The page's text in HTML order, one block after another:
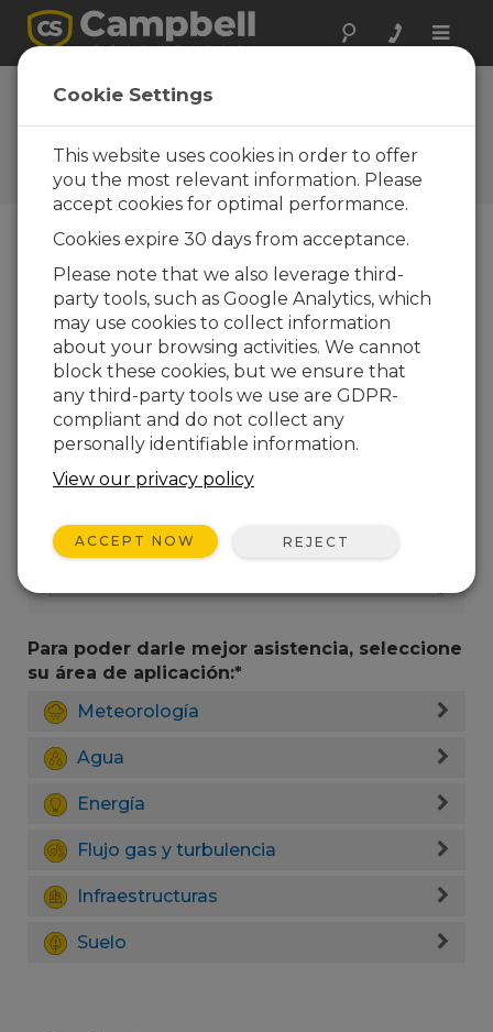
Toggle
Realizar una
consulta
Formularios de consultas
Campbell Scientific
Envíenos el siguiente formulario y contactaremos
con usted.* = campo obligatorio.
Seleccione el tipo de consulta:
Ventas
Soporte
Entre aquí su consulta:*
Para poder darle mejor asistencia, seleccione
su área de aplicación:*
Meteorología
Agua
Energía
Flujo gas y turbulencia
Infraestructuras
Suelo
Cookie Settings
This website uses cookies in order to offer
you the most relevant information. Please
accept cookies for optimal performance.
Cookies expire 30 days from acceptance.
Please note that we also leverage third-
party tools, such as Google Analytics, which
may use cookies to collect information
about your browsing activities. We cannot
block these cookies, but we ensure that
any third-party tools we use are GDPR-
compliant and do not collect any
personally identifiable information.
View our privacy policy
ACCEPT NOW REJECT